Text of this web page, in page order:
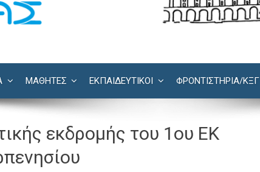
ΜΑΘΗΤΕΣ ΕΚΠΑΙΔΕΥΤΙΚΟΙ ΦΡΟΝΤΙΣΤΉΡΙΑ/KΞΓ
εκδρομής του 1ου ΕΚ